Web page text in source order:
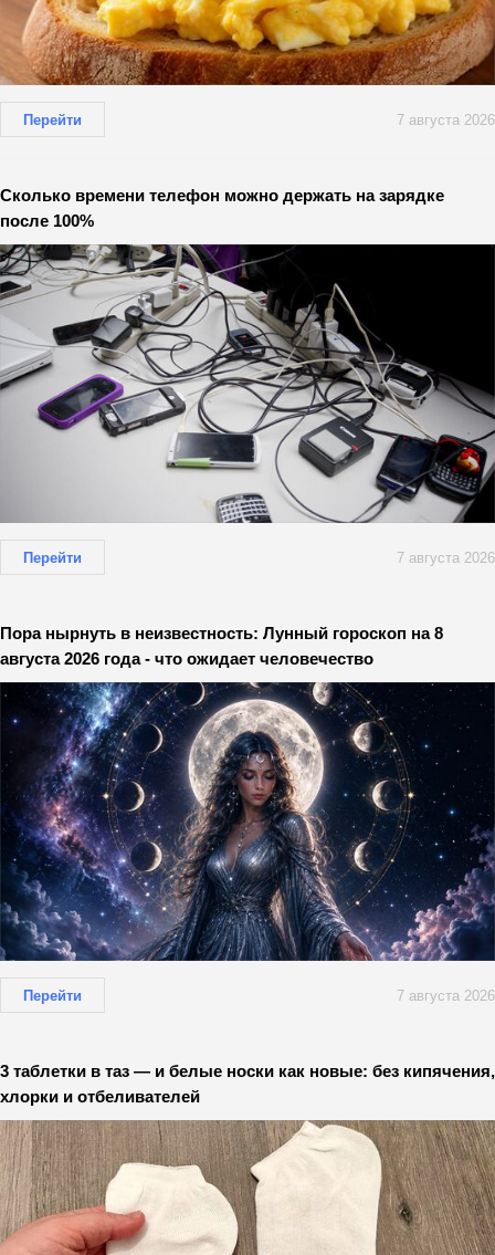
Перейти 7 августа 2026
Сколько времени телефон можно держать на зарядке
после 100%
Перейти 7 августа 2026
Пора нырнуть в неизвестность: Лунный гороскоп на 8
августа 2026 года - что ожидает человечество
Перейти 7 августа 2026
3 таблетки в таз — и белые носки как новые: без кипячения,
хлорки и отбеливателей